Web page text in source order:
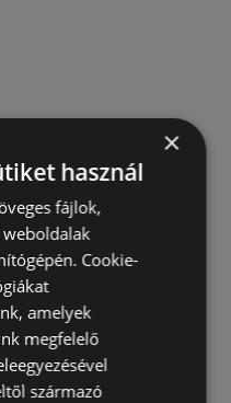
újságjai
újságjai
akciós újságjai
újságjai
×
használ
fájlok,
Cookie-
amelyek
megfelelő
származó